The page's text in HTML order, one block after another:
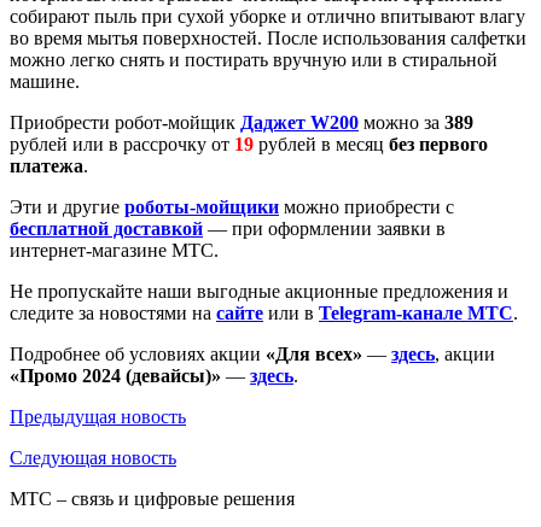
собирают пыль при сухой уборке и отлично впитывают влагу
во время мытья поверхностей. После использования салфетки
можно легко снять и постирать вручную или в стиральной
машине.
Приобрести робот-мойщик Даджет W200 можно за 389
рублей или в рассрочку от 19 рублей в месяц без первого
платежа.
Эти и другие роботы-мойщики можно приобрести с
бесплатной доставкой — при оформлении заявки в
интернет-магазине МТС.
Не пропускайте наши выгодные акционные предложения и
следите за новостями на сайте или в Telegram-канале МТС.
Подробнее об условиях акции «Для всех» — здесь, акции
«Промо 2024 (девайсы)» — здесь.
Предыдущая новость
Следующая новость
МТС – связь и цифровые решения